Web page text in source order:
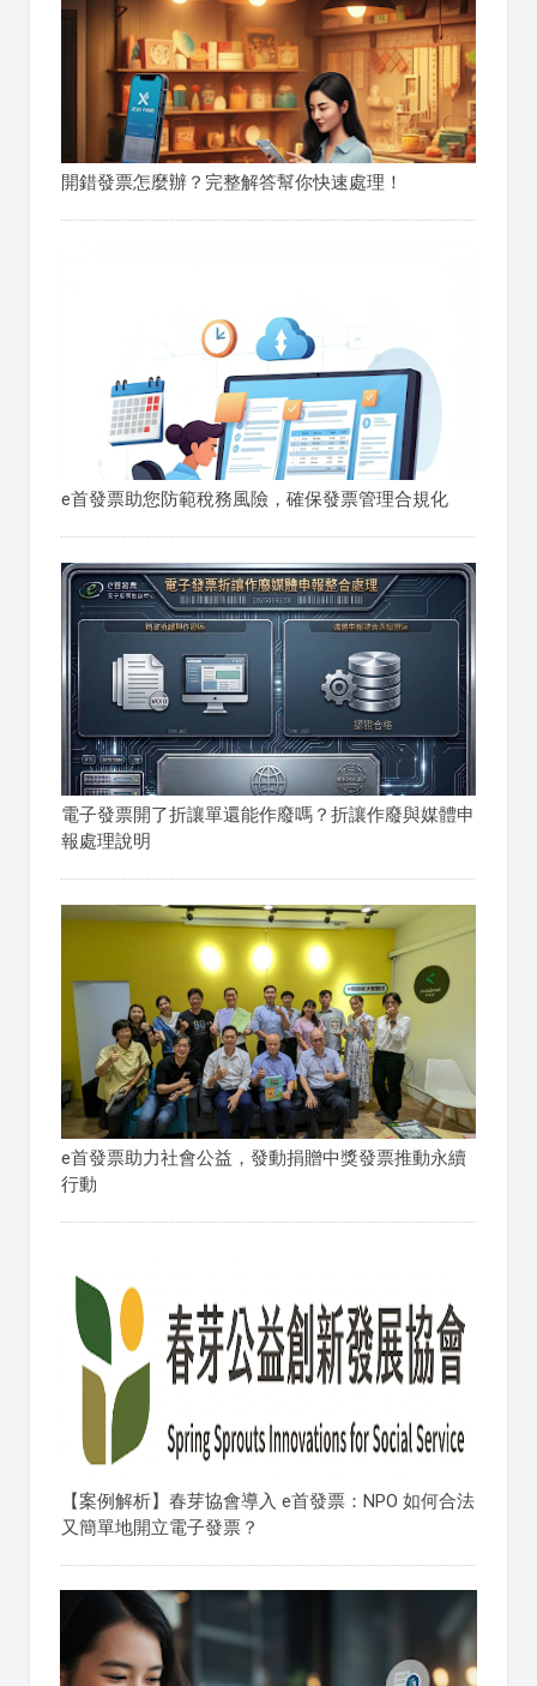
開錯發票怎麼辦？完整解答幫你快速處理！
e首發票助您防範稅務風險，確保發票管理合規化
電子發票開了折讓單還能作廢嗎？折讓作廢與媒體申
報處理說明
e首發票助力社會公益，發動捐贈中獎發票推動永續
行動
【案例解析】春芽協會導入 e首發票：NPO 如何合法
又簡單地開立電子發票？